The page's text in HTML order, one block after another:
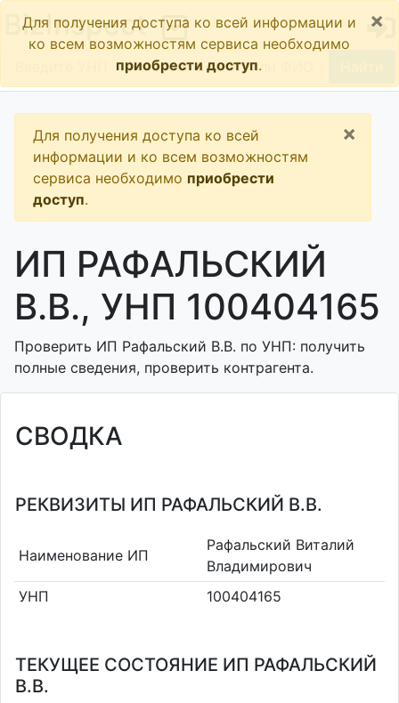
BizInspect
Для получения доступа ко всей информации и
ко всем возможностям сервиса необходимо
приобрести доступ.
×
Для получения доступа ко всей
информации и ко всем возможностям
сервиса необходимо приобрести
доступ.
×
ИП РАФАЛЬСКИЙ
В.В., УНП 100404165
Проверить ИП Рафальский В.В. по УНП: получить
полные сведения, проверить контрагента.
СВОДКА
РЕКВИЗИТЫ ИП РАФАЛЬСКИЙ В.В.
Наименование ИП
Рафальский Виталий
Владимирович
УНП
100404165
ТЕКУЩЕЕ СОСТОЯНИЕ ИП РАФАЛЬСКИЙ
В.В.